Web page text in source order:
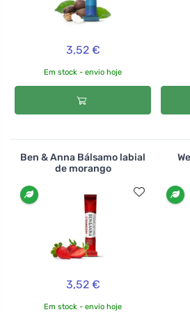
3,52 €
Em stock - envio hoje
Ben & Anna Bálsamo labial
de morango
3,52 €
Em stock - envio hoje